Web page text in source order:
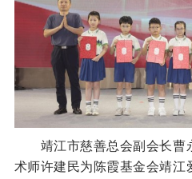
靖江市慈善总会副会长曹
术师许建民为陈霞基金会靖江